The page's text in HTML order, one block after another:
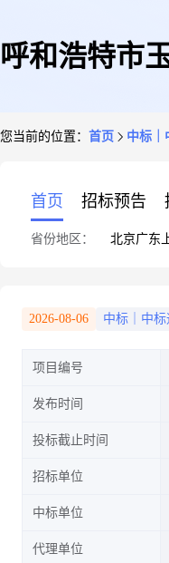
呼和浩特市
您当前的位置： 首页 中标｜
首页 招标预告
省份地区： 北京广东
2026-08-06 中标｜中标
项目编号
发布时间
投标截止时间
招标单位
中标单位
代理单位